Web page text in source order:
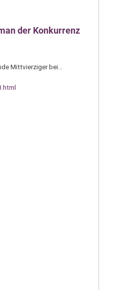
der Konkurrenz
Mittvierziger bei…